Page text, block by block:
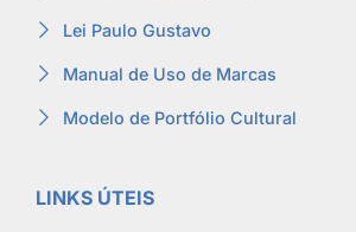
Lei Paulo Gustavo
Manual de Uso de Marcas
Modelo de Portfólio Cultural
LINKS ÚTEIS